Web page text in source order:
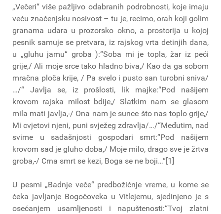
„Večeri“ više pažljivo odabranih podrobnosti, koje imaju
veću značenjsku nosivost – tu je, recimo, orah koji golim
granama udara u prozorsko okno, a prostorija u kojoj
pesnik samuje se pretvara, iz rajskog vrta detinjih dana,
u „gluhu jamu“ groba ):“Soba mi je topla, žar iz peći
grije,/ Ali moje srce tako hladno biva,/ Kao da ga sobom
mračna ploča krije, / Pa svelo i pusto san turobni sniva/
…/“ Javlja se, iz prošlosti, lik majke:“Pod našijem
krovom rajska milost bdije,/ Slatkim nam se glasom
mila mati javlja,-/ Ona nam je sunce što nas toplo grije,/
Mi cvjetovi njeni, puni svježeg zdravlja/…/“Međutim, nad
svime u sadašnjosti gospodari smrt:“Pod našijem
krovom sad je gluho doba,/ Moje milo, drago sve je žrtva
groba,-/ Crna smrt se kezi, Boga se ne boji…“[1]
U pesmi „Badnje veče“ predbožićnje vreme, u kome se
čeka javljanje Bogočoveka u Vitlejemu, sjedinjeno je s
osećanjem usamljenosti i napuštenosti:“Tvoj zlatni